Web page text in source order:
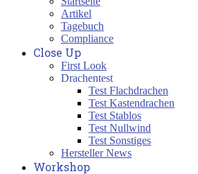
Artikel
Tagebuch
Compliance
Close Up
First Look
Drachentest
Test Flachdrachen
Test Kastendrachen
Test Stablos
Test Nullwind
Test Sonstiges
Hersteller News
Workshop